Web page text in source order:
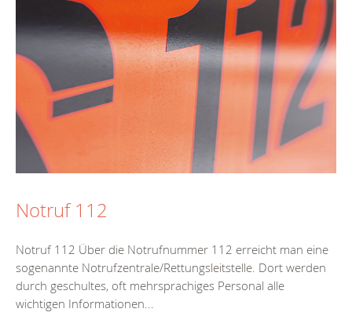
Notruf 112
Notruf 112 Über die Notrufnummer 112 erreicht man eine
sogenannte Notrufzentrale/Rettungsleitstelle. Dort werden
durch geschultes, oft mehrsprachiges Personal alle
wichtigen Informationen...